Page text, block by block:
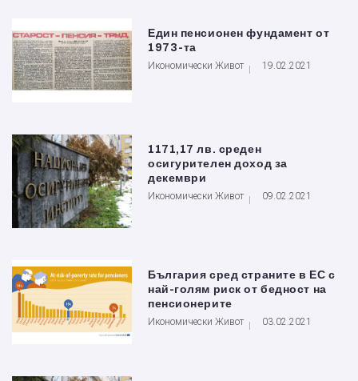
Един пенсионен фундамент от
1973-та
Икономически Живот 19.02.2021
1171,17 лв. среден
осигурителен доход за
декември
Икономически Живот 09.02.2021
България сред страните в ЕС с
най-голям риск от бедност на
пенсионерите
Икономически Живот 03.02.2021